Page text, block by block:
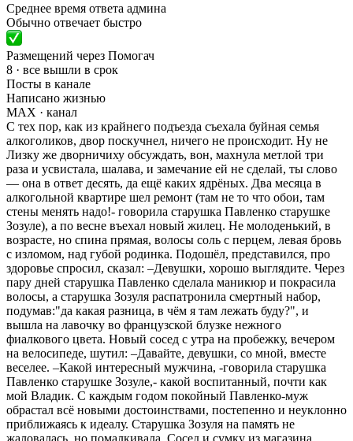
Среднее время ответа админа
Обычно отвечает быстро
Размещений через Помогач
8 · все вышли в срок
Посты в канале
Написано жизнью
MAX · канал
С тех пор, как из крайнего подъезда съехала буйная семья
алкоголиков, двор поскучнел, ничего не происходит. Ну не
Лизку же дворничиху обсуждать, вон, махнула метлой три
раза и усвистала, шалава, и замечание ей не сделай, ты слово
— она в ответ десять, да ещё каких ядрёных. Два месяца в
алкогольной квартире шел ремонт (там не то что обои, там
стены менять надо!- говорила старушка Павленко старушке
Зозуле), а по весне въехал новый жилец. Не молоденький, в
возрасте, но спина прямая, волосы соль с перцем, левая бровь
с изломом, над губой родинка. Подошёл, представился, про
здоровье спросил, сказал: –Девушки, хорошо выглядите. Через
пару дней старушка Павленко сделала маникюр и покрасила
волосы, а старушка Зозуля распатронила смертный набор,
подумав:"да какая разница, в чём я там лежать буду?", и
вышла на лавочку во французской блузке нежного
фиалкового цвета. Новый сосед с утра на пробежку, вечером
на велосипеде, шутил: –Давайте, девушки, со мной, вместе
веселее. –Какой интересный мужчина, -говорила старушка
Павленко старушке Зозуле,- какой воспитанный, почти как
мой Владик. С каждым годом покойный Павленко-муж
обрастал всё новыми достоинствами, постепенно и неуклонно
приближаясь к идеалу. Старушка Зозуля на память не
жаловалась, но помалкивала. Сосед и сумку из магазина